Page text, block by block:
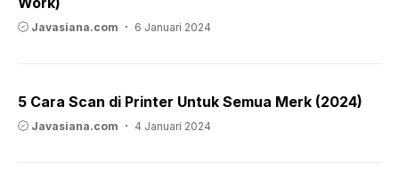
Javasiana.com 6 Januari 2024
5 Cara Scan di Printer Untuk Semua Merk (2024)
Javasiana.com 4 Januari 2024